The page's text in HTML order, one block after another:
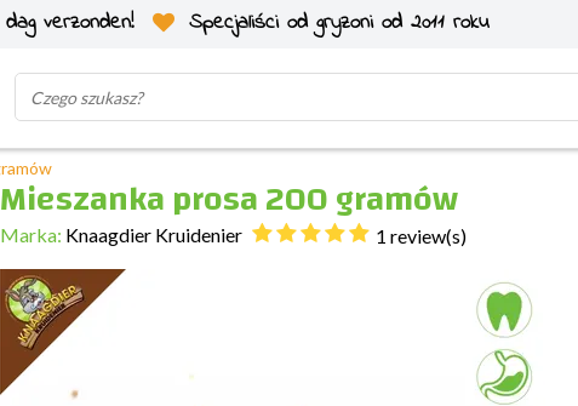
verzonden!
Specjaliści od gryzoni od 2011 roku
Mieszanka prosa 200 gramów
Marka: Knaagdier Kruidenier 1 review(s)